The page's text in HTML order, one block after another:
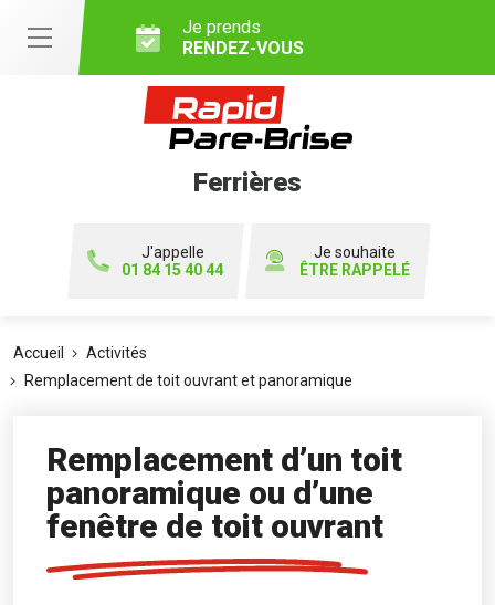
Je prends
RENDEZ-VOUS
Ferrières
J'appelle
01 84 15 40 44
Je souhaite
ÊTRE RAPPELÉ
Accueil
Activités
Remplacement de toit ouvrant et panoramique
Remplacement d’un toit
panoramique ou d’une
fenêtre de toit ouvrant